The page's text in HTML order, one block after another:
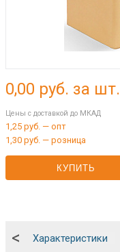
0,00 руб. за шт.
Цены с доставкой до МКАД
1,25 руб. — опт
1,30 руб. — розница
КУПИТЬ
Характеристики
<